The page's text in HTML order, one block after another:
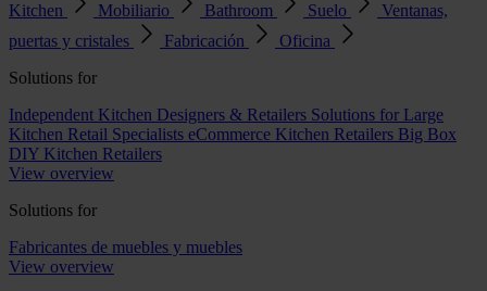
Kitchen
Mobiliario Bathroom Suelo
Ventanas,
puertas y cristales
Fabricación
Oficina
Solutions for
Independent Kitchen Designers & Retailers Solutions for Large
Kitchen Retail Specialists eCommerce Kitchen Retailers Big Box
DIY Kitchen Retailers
View overview
Solutions for
Fabricantes de muebles y muebles
View overview